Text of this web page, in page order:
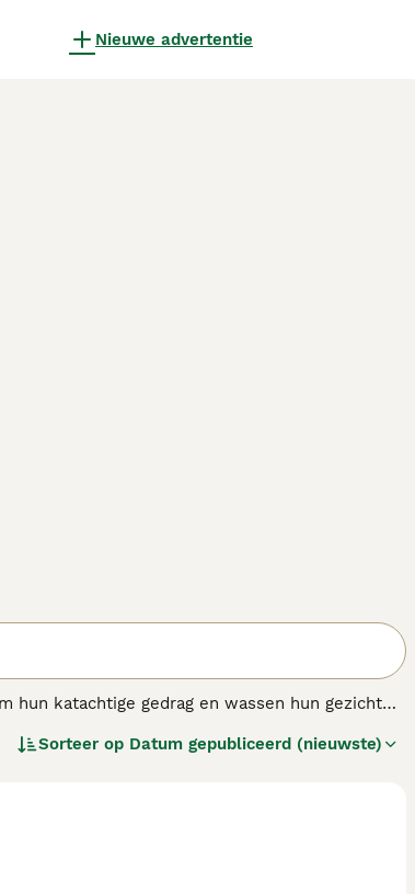
Nieuwe advertentie
hun katachtige gedrag en wassen hun gezicht
is het een geschikte gezelschapshond.
Sorteer op Datum gepubliceerd (nieuwste)